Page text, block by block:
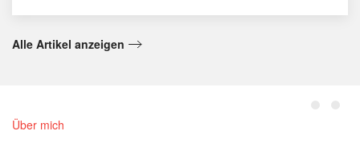
Alle Artikel anzeigen
Über mich